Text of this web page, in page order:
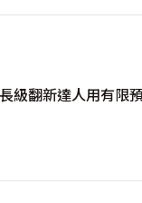
壓迫感，續選用進
收納功能。
側房間稍微突出的
級翻新達人用有限